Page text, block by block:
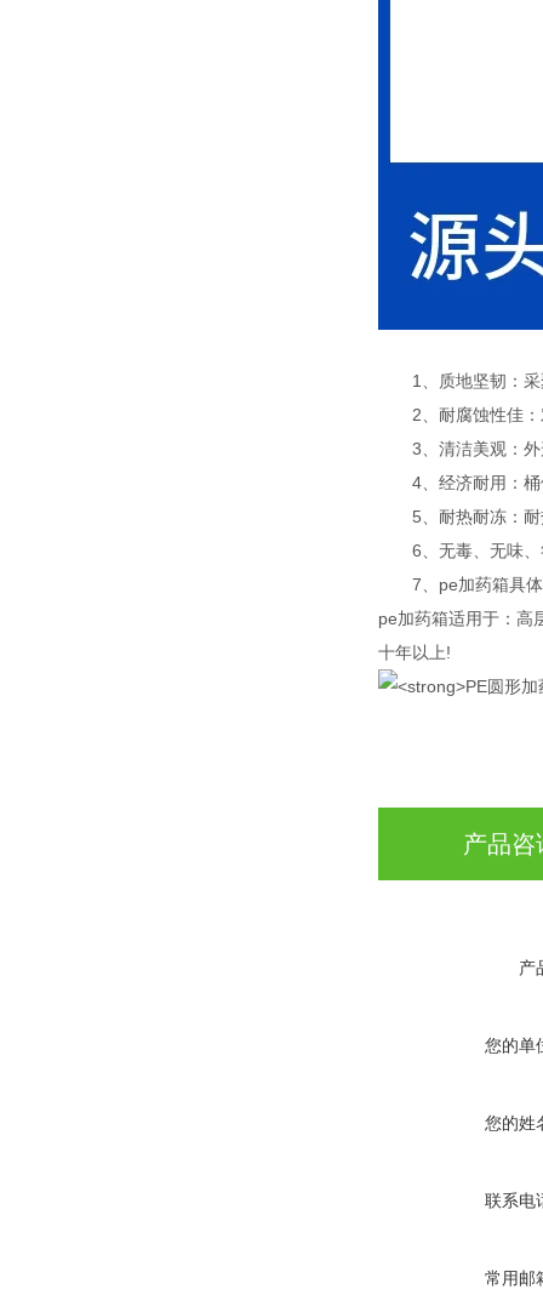
1、质地坚韧：采
2、耐腐蚀性佳：
3、清洁美观：外
4、经济耐用：桶
5、耐热耐冻：耐
6、无毒、无味、
7、pe加药箱具体
pe加药箱适用于：高
十年以上!
产品咨
产
您的单
您的姓
联系电
常用邮